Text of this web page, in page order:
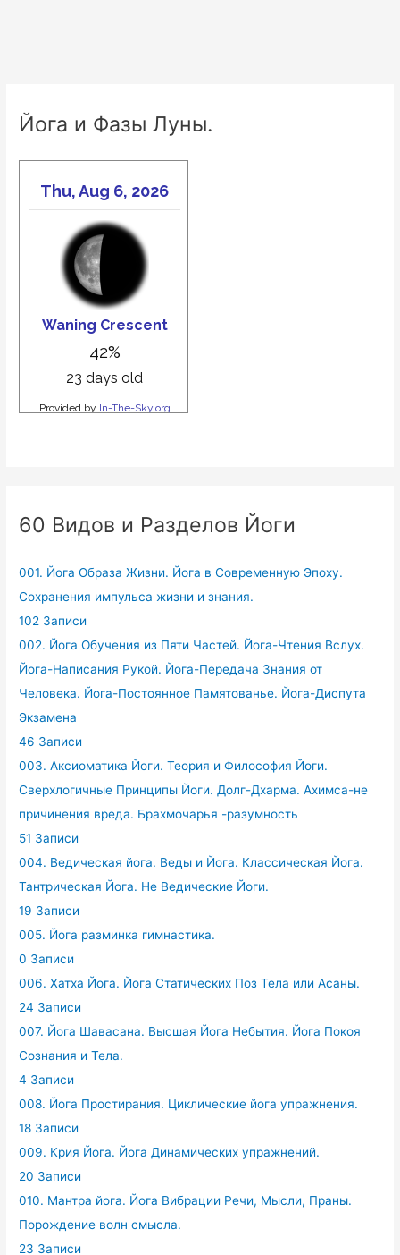
Йога и Фазы Луны.
60 Видов и Разделов Йоги
001. Йога Образа Жизни. Йога в Современную Эпоху.
Сохранения импульса жизни и знания.
102 Записи
002. Йога Обучения из Пяти Частей. Йога-Чтения Вслух.
Йога-Написания Рукой. Йога-Передача Знания от
Человека. Йога-Постоянное Памятованье. Йога-Диспута
Экзамена
46 Записи
003. Аксиоматика Йоги. Теория и Философия Йоги.
Сверхлогичные Принципы Йоги. Долг-Дхарма. Ахимса-не
причинения вреда. Брахмочарья -разумность
51 Записи
004. Ведическая йога. Веды и Йога. Классическая Йога.
Тантрическая Йога. Не Ведические Йоги.
19 Записи
005. Йога разминка гимнастика.
0 Записи
006. Хатха Йога. Йога Статических Поз Тела или Асаны.
24 Записи
007. Йога Шавасана. Высшая Йога Небытия. Йога Покоя
Сознания и Тела.
4 Записи
008. Йога Простирания. Циклические йога упражнения.
18 Записи
009. Крия Йога. Йога Динамических упражнений.
20 Записи
010. Мантра йога. Йога Вибрации Речи, Мысли, Праны.
Порождение волн смысла.
23 Записи